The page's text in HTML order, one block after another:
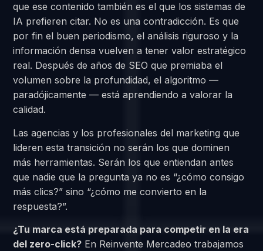
que ese contenido también es el que los sistemas de
IA prefieren citar. No es una contradicción. Es que
por fin el buen periodismo, el análisis riguroso y la
información densa vuelven a tener valor estratégico
real. Después de años de SEO que premiaba el
volumen sobre la profundidad, el algoritmo —
paradójicamente — está aprendiendo a valorar la
calidad.
Las agencias y los profesionales del marketing que
lideren esta transición no serán los que dominen
más herramientas. Serán los que entiendan antes
que nadie que la pregunta ya no es “¿cómo consigo
más clics?” sino “¿cómo me convierto en la
respuesta?”.
¿Tu marca está preparada para competir en la era
del zero-click? En Reinvente Mercadeo trabajamos